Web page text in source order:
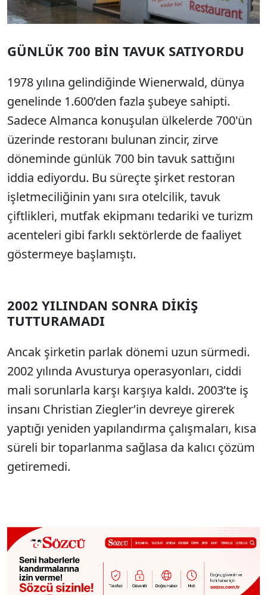
GÜNLÜK 700 BİN TAVUK SATIYORDU
1978 yılına gelindiğinde Wienerwald, dünya
genelinde 1.600’den fazla şubeye sahipti.
Sadece Almanca konuşulan ülkelerde 700'ün
üzerinde restoranı bulunan zincir, zirve
döneminde günlük 700 bin tavuk sattığını
iddia ediyordu. Bu süreçte şirket restoran
işletmeciliğinin yanı sıra otelcilik, tavuk
çiftlikleri, mutfak ekipmanı tedariki ve turizm
acenteleri gibi farklı sektörlerde de faaliyet
göstermeye başlamıştı.
2002 YILINDAN SONRA DİKİŞ
TUTTURAMADI
Ancak şirketin parlak dönemi uzun sürmedi.
2002 yılında Avusturya operasyonları, ciddi
mali sorunlarla karşı karşıya kaldı. 2003’te iş
insanı Christian Ziegler’in devreye girerek
yaptığı yeniden yapılandırma çalışmaları, kısa
süreli bir toparlanma sağlasa da kalıcı çözüm
getiremedi.